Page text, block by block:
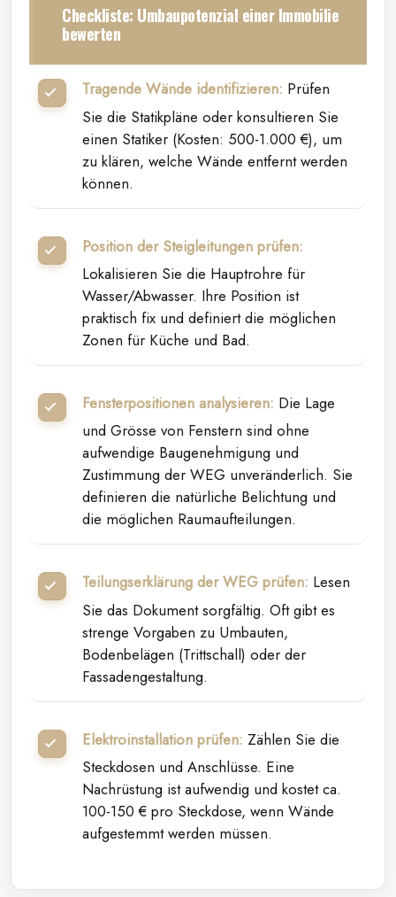
Checkliste: Umbaupotenzial einer Immobilie
bewerten
Tragende Wände identifizieren: Prüfen
Sie die Statikpläne oder konsultieren Sie
einen Statiker (Kosten: 500-1.000 €), um
zu klären, welche Wände entfernt werden
können.
Position der Steigleitungen prüfen:
Lokalisieren Sie die Hauptrohre für
Wasser/Abwasser. Ihre Position ist
praktisch fix und definiert die möglichen
Zonen für Küche und Bad.
Fensterpositionen analysieren: Die Lage
und Grösse von Fenstern sind ohne
aufwendige Baugenehmigung und
Zustimmung der WEG unveränderlich. Sie
definieren die natürliche Belichtung und
die möglichen Raumaufteilungen.
Teilungserklärung der WEG prüfen: Lesen
Sie das Dokument sorgfältig. Oft gibt es
strenge Vorgaben zu Umbauten,
Bodenbelägen (Trittschall) oder der
Fassadengestaltung.
Elektroinstallation prüfen: Zählen Sie die
Steckdosen und Anschlüsse. Eine
Nachrüstung ist aufwendig und kostet ca.
100-150 € pro Steckdose, wenn Wände
aufgestemmt werden müssen.